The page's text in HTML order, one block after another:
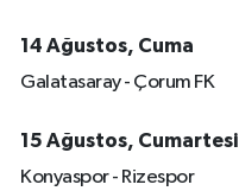
14 Ağustos, Cuma
Galatasaray - Çorum FK
15 Ağustos, Cumartesi
Konyaspor - Rizespor